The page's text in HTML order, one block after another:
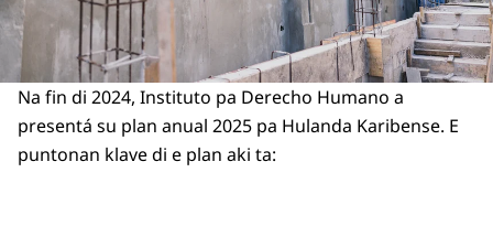
Na fin di 2024, Instituto pa Derecho Humano a
presentá su plan anual 2025 pa Hulanda Karibense. E
puntonan klave di e plan aki ta: